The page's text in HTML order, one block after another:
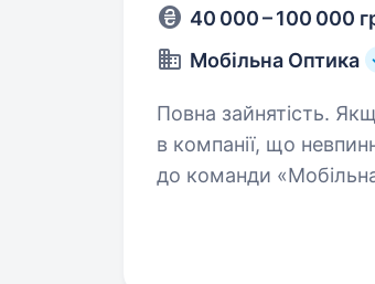
40 000 – 100 000
Мобільна Оптика
Повна зайнятість. Якщо ви шукаєте стабільну та перспективну роботу
в компанії, що
до команди